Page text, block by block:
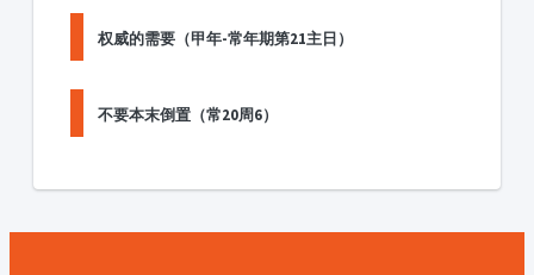
权威的需要（甲年-常年期第21主日）
不要本末倒置（常20周6）